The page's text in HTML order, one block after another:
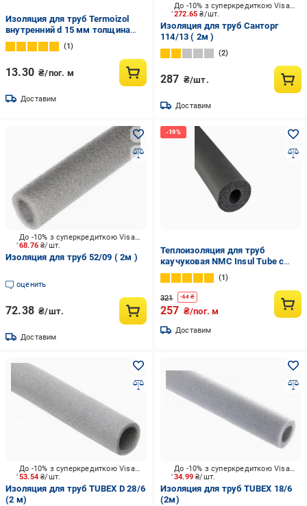
Изоляция для труб Termoizol
внутренний d 15 мм толщина
стенки 9 мм
1
13.30 ₴/пог. м
Доставим
272.65₴/шт.
До -10% з суперкредиткою Visa Вигода
Изоляция для труб Санторг
114/13 ( 2м )
2
287 ₴/шт.
Доставим
68.76₴/шт.
До -10% з суперкредиткою Visa Вигода
Изоляция для труб 52/09 ( 2м )
оценить
72.38 ₴/шт.
Доставим
Теплоизоляция для труб
каучуковая NMC Insul Tube с
внутренним Ø 60 мм и толщина
изоляции 13 мм (1443595275)
1
321 -64 ₴
257 ₴/пог. м
Доставим
53.54₴/шт.
До -10% з суперкредиткою Visa Вигода
Изоляция для труб TUBEX D 28/6
(2 м)
34.99₴/шт.
До -10% з суперкредиткою Visa Вигода
Изоляция для труб TUBEX 18/6
(2м)